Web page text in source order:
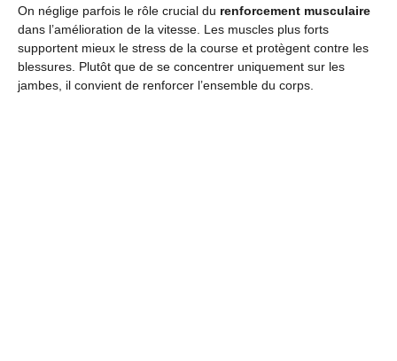
On néglige parfois le rôle crucial du renforcement musculaire
dans l’amélioration de la vitesse. Les muscles plus forts
supportent mieux le stress de la course et protègent contre les
blessures. Plutôt que de se concentrer uniquement sur les
jambes, il convient de renforcer l’ensemble du corps.